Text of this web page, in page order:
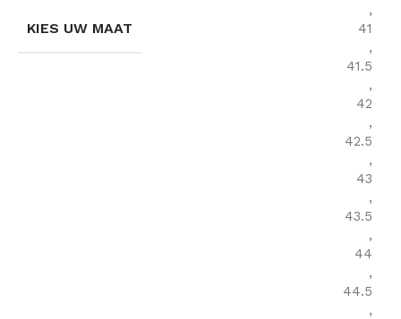
KIES UW MAAT
,
41
,
41.5
,
42
,
42.5
,
43
,
43.5
,
44
,
44.5
,